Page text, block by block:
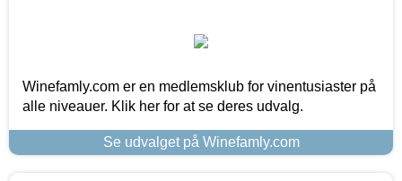
Winefamly.com er en medlemsklub for vinentusiaster på
alle niveauer. Klik her for at se deres udvalg.
Se udvalget på Winefamly.com